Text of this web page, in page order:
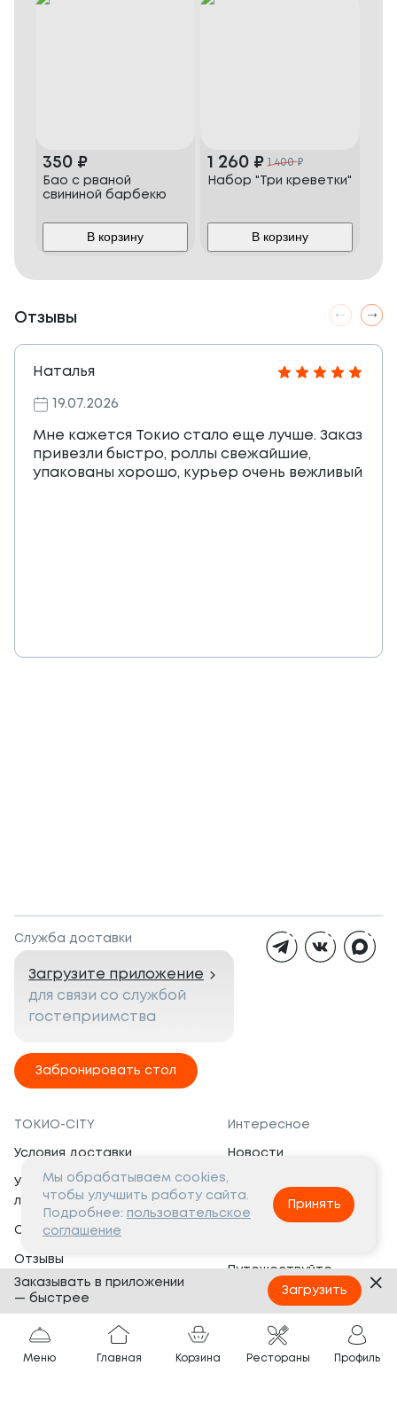
350 ₽
Бао с рваной
свининой барбекю
В корзину
1 260 ₽ 1 400₽
Набор "Три креветки"
В корзину
Отзывы
Наталья
19.07.2026
Мне кажется Токио стало еще лучше. Заказ
привезли быстро, роллы свежайшие,
упакованы хорошо, курьер очень вежливый
Служба доставки
Загрузите приложение
для связи со службой
гостеприимства
Забронировать стол
ТОКИО-CITY
Условия доставки
Условия программы
лояльности
Сертификаты
Отзывы
Банкеты
Вопросы и ответы
Интересное
Новости
Вакансии
Социальная жизнь
Путешествуйте
с ТОКИО-CITY
Партнёрам
Франшиза
Меню Главная Корзина Рестораны Профиль
Мы обрабатываем cookies,
чтобы улучшить работу сайта.
Подробнее: пользовательское
соглашение
Принять
Заказывать в приложении
— быстрее
Загрузить